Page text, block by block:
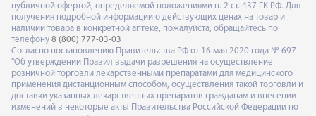
публичной офертой, определяемой положениями п. 2 ст. 437 ГК РФ. Для
получения подробной информации о действующих ценах на товар и
наличии товара в конкретной аптеке, пожалуйста, обращайтесь по
телефону 8 (800) 777-03-03
Согласно постановлению Правительства РФ от 16 мая 2020 года № 697
"Об утверждении Правил выдачи разрешения на осуществление
розничной торговли лекарственными препаратами для медицинского
применения дистанционным способом, осуществления такой торговли и
доставки указанных лекарственных препаратов гражданам и внесении
изменений в некоторые акты Правительства Российской Федерации по